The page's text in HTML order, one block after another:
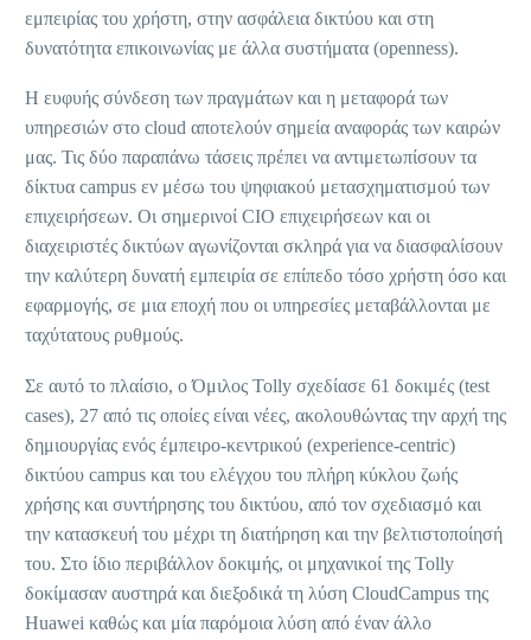
εμπειρίας του χρήστη, στην ασφάλεια δικτύου και στη
δυνατότητα επικοινωνίας με άλλα συστήματα (openness).
Η ευφυής σύνδεση των πραγμάτων και η μεταφορά των
υπηρεσιών στο cloud αποτελούν σημεία αναφοράς των καιρών
μας. Τις δύο παραπάνω τάσεις πρέπει να αντιμετωπίσουν τα
δίκτυα campus εν μέσω του ψηφιακού μετασχηματισμού των
επιχειρήσεων. Οι σημερινοί CIO επιχειρήσεων και οι
διαχειριστές δικτύων αγωνίζονται σκληρά για να διασφαλίσουν
την καλύτερη δυνατή εμπειρία σε επίπεδο τόσο χρήστη όσο και
εφαρμογής, σε μια εποχή που οι υπηρεσίες μεταβάλλονται με
ταχύτατους ρυθμούς.
Σε αυτό το πλαίσιο, ο Όμιλος Tolly σχεδίασε 61 δοκιμές (test
cases), 27 από τις οποίες είναι νέες, ακολουθώντας την αρχή της
δημιουργίας ενός έμπειρο-κεντρικού (experience-centric)
δικτύου campus και του ελέγχου του πλήρη κύκλου ζωής
χρήσης και συντήρησης του δικτύου, από τον σχεδιασμό και
την κατασκευή του μέχρι τη διατήρηση και την βελτιστοποίησή
του. Στο ίδιο περιβάλλον δοκιμής, οι μηχανικοί της Tolly
δοκίμασαν αυστηρά και διεξοδικά τη λύση CloudCampus της
Huawei καθώς και μία παρόμοια λύση από έναν άλλο